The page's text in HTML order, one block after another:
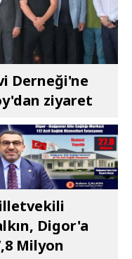
Derneği'ne
ziyaret
Digor'a
Milyon